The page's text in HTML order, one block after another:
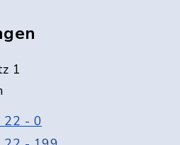
1
22 - 0